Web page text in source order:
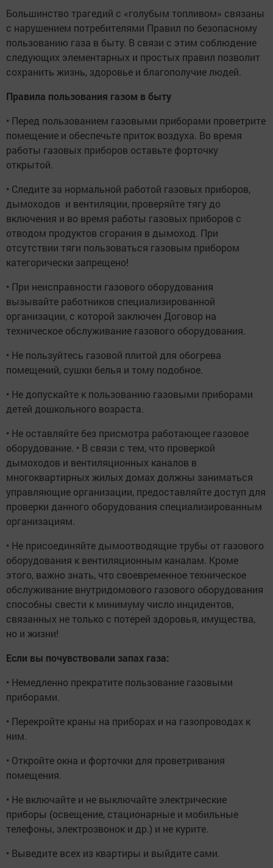
Большинство трагедий с «голубым топливом» связаны
с нарушением потребителями Правил по безопасному
пользованию газа в быту. В связи с этим соблюдение
следующих элементарных и простых правил позволит
сохранить жизнь, здоровье и благополучие людей.
Правила пользования газом в быту
• Перед пользованием газовыми приборами проветрите
помещение и обеспечьте приток воздуха. Во время
работы газовых приборов оставьте форточку
открытой.
• Следите за нормальной работой газовых приборов,
дымоходов и вентиляции, проверяйте тягу до
включения и во время работы газовых приборов с
отводом продуктов сгорания в дымоход. При
отсутствии тяги пользоваться газовым прибором
категорически запрещено!
• При неисправности газового оборудования
вызывайте работников специализированной
организации, с которой заключен Договор на
техническое обслуживание газового оборудования.
• Не пользуйтесь газовой плитой для обогрева
помещений, сушки белья и тому подобное.
• Не допускайте к пользованию газовыми приборами
детей дошкольного возраста.
• Не оставляйте без присмотра работающее газовое
оборудование. • В связи с тем, что проверкой
дымоходов и вентиляционных каналов в
многоквартирных жилых домах должны заниматься
управляющие организации, предоставляйте доступ для
проверки данного оборудования специализированным
организациям.
• Не присоединяйте дымоотводящие трубы от газового
оборудования к вентиляционным каналам. Кроме
этого, важно знать, что своевременное техническое
обслуживание внутридомового газового оборудования
способны свести к минимуму число инцидентов,
связанных не только с потерей здоровья, имущества,
но и жизни!
Если вы почувствовали запах газа:
• Немедленно прекратите пользование газовыми
приборами.
• Перекройте краны на приборах и на газопроводах к
ним.
• Откройте окна и форточки для проветривания
помещения.
• Не включайте и не выключайте электрические
приборы (освещение, стационарные и мобильные
телефоны, электрозвонок и др.) и не курите.
• Выведите всех из квартиры и выйдите сами.